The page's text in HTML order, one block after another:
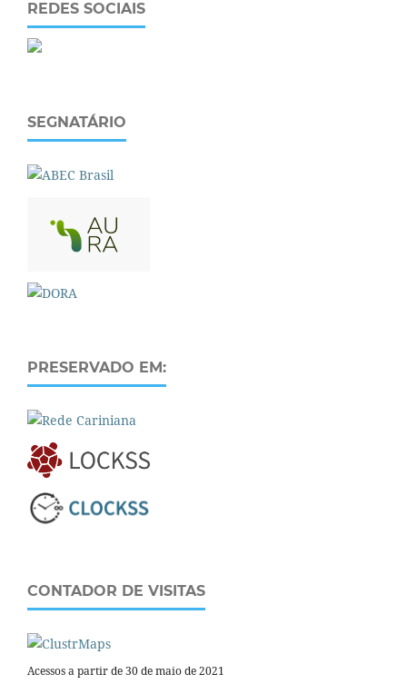
REDES SOCIAIS
SEGNATÁRIO
PRESERVADO EM:
CONTADOR DE VISITAS
Acessos a partir de 30 de maio de 2021